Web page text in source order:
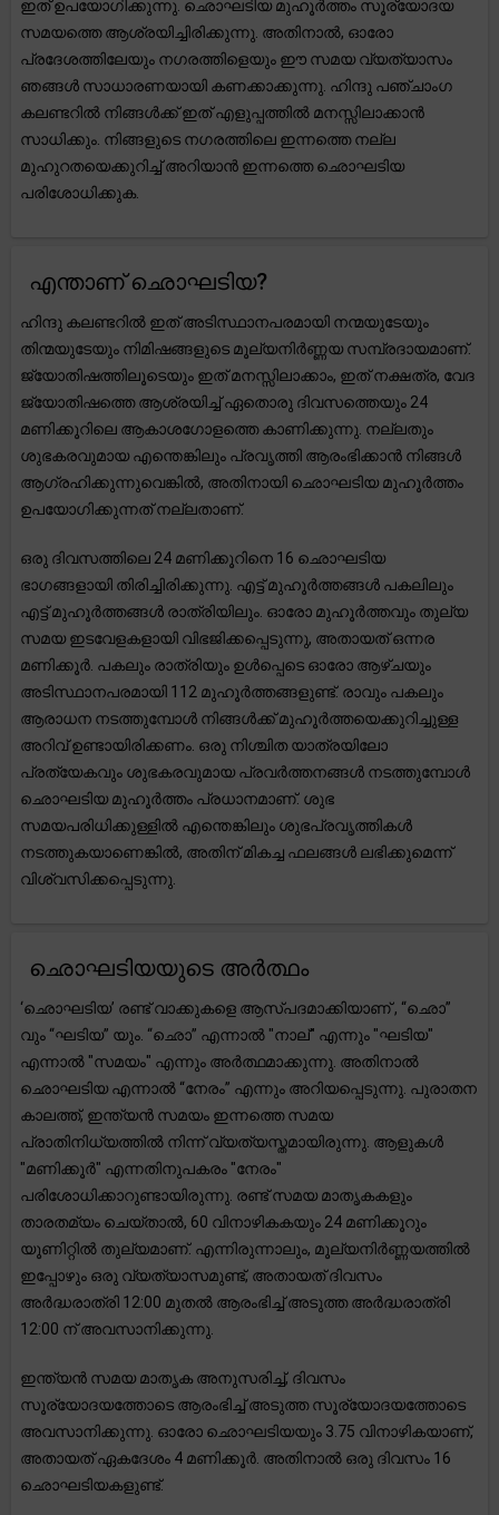
ഇത് ഉപയോഗിക്കുന്നു. ഛൊഘടിയ മുഹൂർത്തം സൂര്യോദയ
സമയത്തെ ആശ്രയിച്ചിരിക്കുന്നു. അതിനാൽ, ഓരോ
പ്രദേശത്തിലേയും നഗരത്തിളെയും ഈ സമയ വ്യത്യാസം
ഞങ്ങൾ സാധാരണയായി കണക്കാക്കുന്നു. ഹിന്ദു പഞ്ചാംഗ
കലണ്ടറിൽ നിങ്ങൾക്ക് ഇത് എളുപ്പത്തിൽ മനസ്സിലാക്കാൻ
സാധിക്കും. നിങ്ങളുടെ നഗരത്തിലെ ഇന്നത്തെ നല്ല
മുഹുറതയെക്കുറിച്ച് അറിയാൻ ഇന്നത്തെ ഛൊഘടിയ
പരിശോധിക്കുക.
എന്താണ് ഛൊഘടിയ?
ഹിന്ദു കലണ്ടറിൽ ഇത് അടിസ്ഥാനപരമായി നന്മയുടേയും
തിന്മയുടേയും നിമിഷങ്ങളുടെ മൂല്യനിർണ്ണയ സമ്പ്രദായമാണ്.
ജ്യോതിഷത്തിലൂടെയും ഇത് മനസ്സിലാക്കാം, ഇത് നക്ഷത്ര, വേദ
ജ്യോതിഷത്തെ ആശ്രയിച്ച് ഏതൊരു ദിവസത്തെയും 24
മണിക്കൂറിലെ ആകാശഗോളത്തെ കാണിക്കുന്നു. നല്ലതും
ശുഭകരവുമായ എന്തെങ്കിലും പ്രവൃത്തി ആരംഭിക്കാൻ നിങ്ങൾ
ആഗ്രഹിക്കുന്നുവെങ്കിൽ, അതിനായി ഛൊഘടിയ മുഹൂർത്തം
ഉപയോഗിക്കുന്നത് നല്ലതാണ്.
ഒരു ദിവസത്തിലെ 24 മണിക്കൂറിനെ 16 ഛൊഘടിയ
ഭാഗങ്ങളായി തിരിച്ചിരിക്കുന്നു. എട്ട് മുഹൂർത്തങ്ങൾ പകലിലും
എട്ട് മുഹൂർത്തങ്ങൾ രാത്രിയിലും. ഓരോ മുഹൂർത്തവും തുല്യ
സമയ ഇടവേളകളായി വിഭജിക്കപ്പെടുന്നു, അതായത് ഒന്നര
മണിക്കൂർ. പകലും രാത്രിയും ഉൾപ്പെടെ ഓരോ ആഴ്ചയും
അടിസ്ഥാനപരമായി 112 മുഹൂർത്തങ്ങളുണ്ട്. രാവും പകലും
ആരാധന നടത്തുമ്പോൾ നിങ്ങൾക്ക് മുഹൂർത്തയെക്കുറിച്ചുള്ള
അറിവ് ഉണ്ടായിരിക്കണം. ഒരു നിശ്ചിത യാത്രയിലോ
പ്രത്യേകവും ശുഭകരവുമായ പ്രവർത്തനങ്ങൾ നടത്തുമ്പോൾ
ഛൊഘടിയ മുഹൂർത്തം പ്രധാനമാണ്. ശുഭ
സമയപരിധിക്കുള്ളിൽ എന്തെങ്കിലും ശുഭപ്രവൃത്തികൾ
നടത്തുകയാണെങ്കിൽ, അതിന് മികച്ച ഫലങ്ങൾ ലഭിക്കുമെന്ന്
വിശ്വസിക്കപ്പെടുന്നു.
ഛൊഘടിയയുടെ അർത്ഥം
‘ഛൊഘടിയ’ രണ്ട് വാക്കുകളെ ആസ്പദമാക്കിയാണ് , “ഛൊ”
വും “ഘടിയ” യും. “ഛൊ” എന്നാൽ "നാല്" എന്നും "ഘടിയ"
എന്നാൽ "സമയം" എന്നും അർത്ഥമാക്കുന്നു. അതിനാൽ
ഛൊഘടിയ എന്നാൽ “നേരം” എന്നും അറിയപ്പെടുന്നു. പുരാതന
കാലത്ത്, ഇന്ത്യൻ സമയം ഇന്നത്തെ സമയ
പ്രാതിനിധ്യത്തിൽ നിന്ന് വ്യത്യസ്തമായിരുന്നു. ആളുകൾ
"മണിക്കൂർ" എന്നതിനുപകരം "നേരം"
പരിശോധിക്കാറുണ്ടായിരുന്നു. രണ്ട് സമയ മാതൃകകളും
താരതമ്യം ചെയ്താൽ, 60 വിനാഴികകയും 24 മണിക്കൂറും
യൂണിറ്റിൽ തുല്യമാണ്. എന്നിരുന്നാലും, മൂല്യനിർണ്ണയത്തിൽ
ഇപ്പോഴും ഒരു വ്യത്യാസമുണ്ട്, അതായത് ദിവസം
അർദ്ധരാത്രി 12:00 മുതൽ ആരംഭിച്ച് അടുത്ത അർദ്ധരാത്രി
12:00 ന് അവസാനിക്കുന്നു.
ഇന്ത്യൻ സമയ മാതൃക അനുസരിച്ച്, ദിവസം
സൂര്യോദയത്തോടെ ആരംഭിച്ച് അടുത്ത സൂര്യോദയത്തോടെ
അവസാനിക്കുന്നു. ഓരോ ഛൊഘടിയയും 3.75 വിനാഴികയാണ്,
അതായത് ഏകദേശം 4 മണിക്കൂർ. അതിനാൽ ഒരു ദിവസം 16
ഛൊഘടിയകളുണ്ട്.